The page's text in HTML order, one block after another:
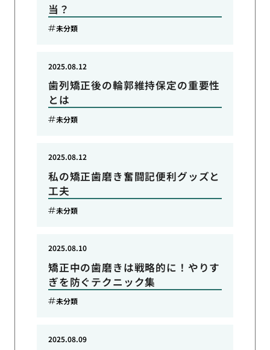
当？
未分類
歯列矯正後の輪郭維持保定の重要性
とは
2025.08.12
未分類
私の矯正歯磨き奮闘記便利グッズと
工夫
2025.08.12
未分類
矯正中の歯磨きは戦略的に！やりす
ぎを防ぐテクニック集
2025.08.10
未分類
2025.08.09